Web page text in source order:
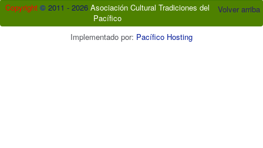
Volver arriba
Copyright © 2011 - 2026 Asociación Cultural Tradiciones del
Pacífico
Implementado por: Pacífico Hosting